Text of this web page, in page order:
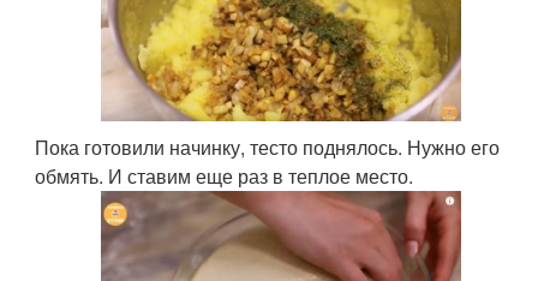
Пока готовили начинку, тесто поднялось. Нужно его
обмять. И ставим еще раз в теплое место.